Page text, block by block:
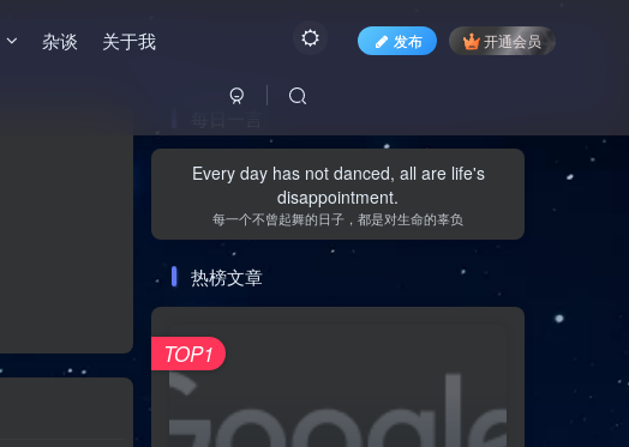
杂谈 关于我 发布 开通会员
Every day has not danced, all are life's
disappointment.
每一个不曾起舞的日子，都是对生命的辜负
热榜文章
TOP1